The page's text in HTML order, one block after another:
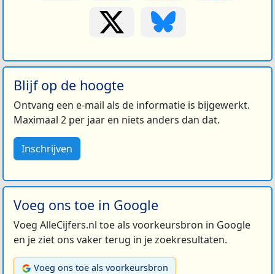
Blijf op de hoogte
Ontvang een e-mail als de informatie is bijgewerkt.
Maximaal 2 per jaar en niets anders dan dat.
Inschrijven
Voeg ons toe in Google
Voeg AlleCijfers.nl toe als voorkeursbron in Google
en je ziet ons vaker terug in je zoekresultaten.
Voeg ons toe als voorkeursbron